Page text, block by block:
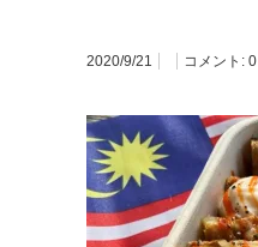
2020/9/21 コメント: 0